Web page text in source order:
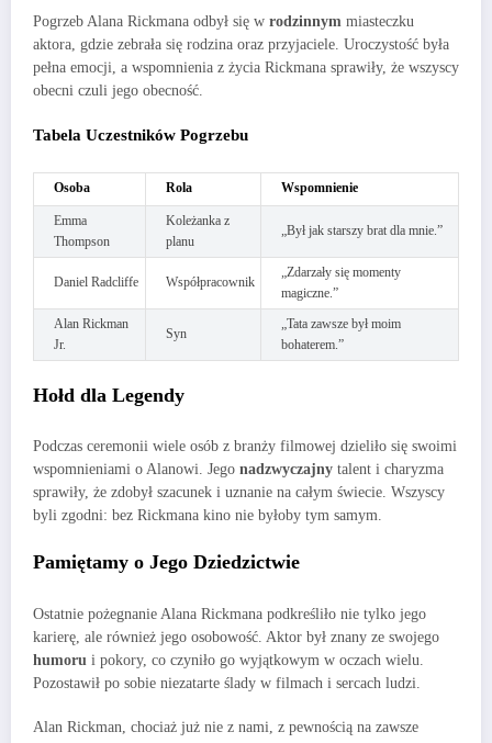
Pogrzeb Alana Rickmana odbył się w rodzinnym miasteczku
aktora, gdzie zebrała się rodzina oraz przyjaciele. Uroczystość była
pełna emocji, a wspomnienia z życia Rickmana sprawiły, że wszyscy
obecni czuli jego obecność.
Tabela Uczestników Pogrzebu
Osoba Rola Wspomnienie
Emma
Thompson
Koleżanka z
planu
„Był jak starszy brat dla mnie.”
Daniel Radcliffe Współpracownik
„Zdarzały się momenty
magiczne.”
Alan Rickman
Jr.
Syn
„Tata zawsze był moim
bohaterem.”
Hołd dla Legendy
Podczas ceremonii wiele osób z branży filmowej dzieliło się swoimi
wspomnieniami o Alanowi. Jego nadzwyczajny talent i charyzma
sprawiły, że zdobył szacunek i uznanie na całym świecie. Wszyscy
byli zgodni: bez Rickmana kino nie byłoby tym samym.
Pamiętamy o Jego Dziedzictwie
Ostatnie pożegnanie Alana Rickmana podkreśliło nie tylko jego
karierę, ale również jego osobowość. Aktor był znany ze swojego
humoru i pokory, co czyniło go wyjątkowym w oczach wielu.
Pozostawił po sobie niezatarte ślady w filmach i sercach ludzi.
Alan Rickman, chociaż już nie z nami, z pewnością na zawsze